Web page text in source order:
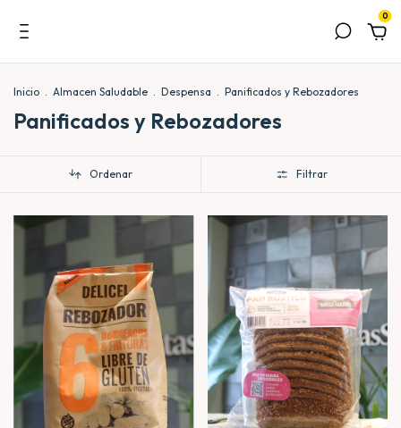
0
Inicio . Almacen Saludable . Despensa . Panificados y Rebozadores
Panificados y Rebozadores
Ordenar Filtrar